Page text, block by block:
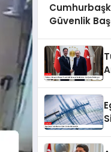
Güvenlik
Açıklamalar